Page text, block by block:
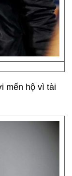
mến hộ vì tài